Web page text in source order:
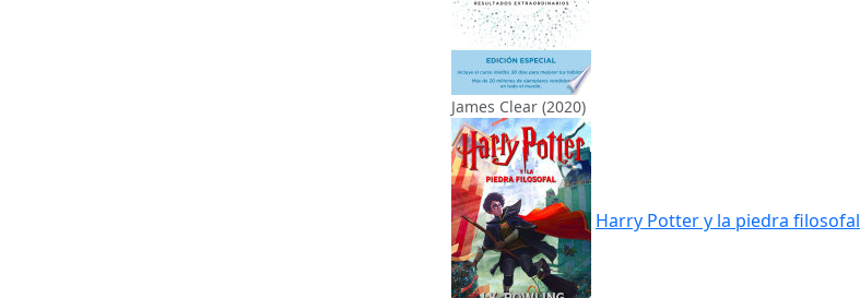
James Clear (2020)
Harry Potter y la piedra filosofal